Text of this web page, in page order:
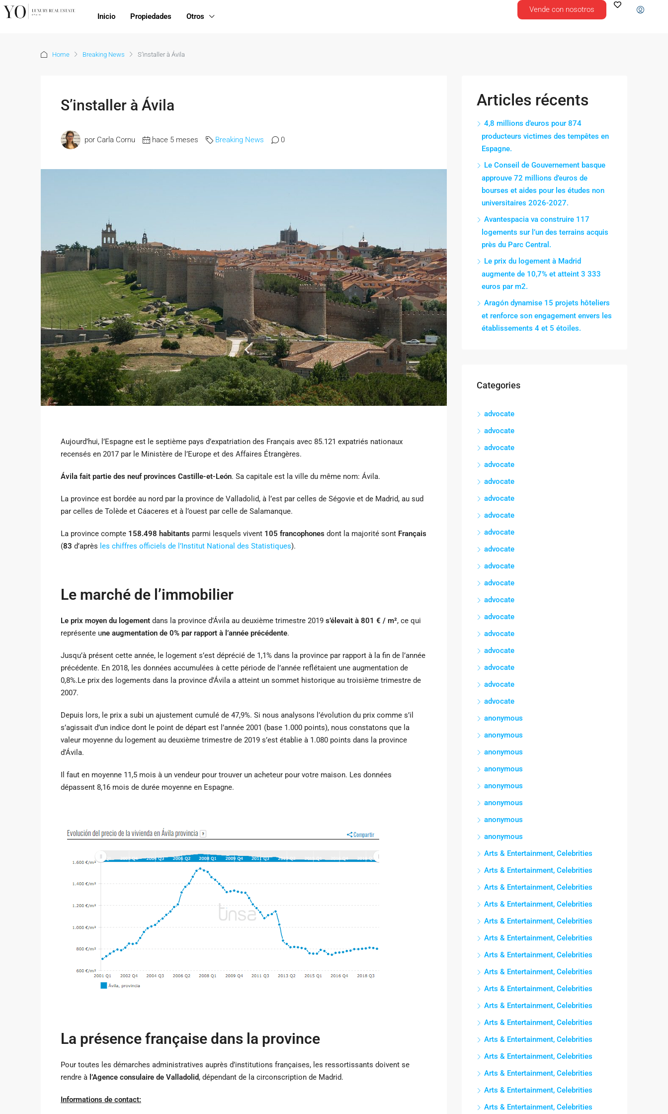
Inicio Propiedades Otros
Vende con nosotros
Home Breaking News S’installer à Ávila
S’installer à Ávila
por Carla Cornu hace 5 meses Breaking News 0
Aujourd’hui, l’Espagne est le septième pays d’expatriation des Français avec 85.121 expatriés nationaux
recensés en 2017 par le Ministère de l’Europe et des Affaires Étrangères.
Ávila fait partie des neuf provinces Castille-et-León. Sa capitale est la ville du même nom: Ávila.
La province est bordée au nord par la province de Valladolid, à l’est par celles de Ségovie et de Madrid, au sud
par celles de Tolède et Cáaceres et à l’ouest par celle de Salamanque.
La province compte 158.498 habitants parmi lesquels vivent 105 francophones dont la majorité sont Français
(83 d’après ​ les chiffres officiels de l’Institut National des Statistiques​).
Le marché de l’immobilier
Le prix moyen du logement dans la province d’Ávila au deuxième trimestre 2019 s’élevait à 801 € / m², ce qui
représente une augmentation de 0% par rapport à l’année précédente.
Jusqu’à présent cette année, le logement s’est déprécié de 1,1% dans la province par rapport à la fin de l’année
précédente. En 2018, les données accumulées à cette période de l’année reflétaient une augmentation de
0,8%.Le prix des logements dans la province d’Ávila a atteint un sommet historique au troisième trimestre de
2007.
Depuis lors, le prix a subi un ajustement cumulé de 47,9%. Si nous analysons l’évolution du prix comme s’il
s’agissait d’un indice dont le point de départ est l’année 2001 (base 1.000 points), nous constatons que la
valeur moyenne du logement au deuxième trimestre de 2019 s’est établie à 1.080 points dans la province
d’Ávila.
Il faut en moyenne 11,5 mois à un vendeur pour trouver un acheteur pour votre maison. Les données
dépassent 8,16 mois de durée moyenne en Espagne.
La présence française dans la province
Pour toutes les démarches administratives auprès d’institutions françaises, les ressortissants doivent se
rendre à l’Agence consulaire de Valladolid, dépendant de la circonscription de Madrid.
Informations de contact:
Articles récents
4,8 millions d’euros pour 874
producteurs victimes des tempêtes en
Espagne.
Le Conseil de Gouvernement basque
approuve 72 millions d’euros de
bourses et aides pour les études non
universitaires 2026-2027.
Avantespacia va construire 117
logements sur l’un des terrains acquis
près du Parc Central.
Le prix du logement à Madrid
augmente de 10,7% et atteint 3 333
euros par m2.
Aragón dynamise 15 projets hôteliers
et renforce son engagement envers les
établissements 4 et 5 étoiles.
Categories
advocate
advocate
advocate
advocate
advocate
advocate
advocate
advocate
advocate
advocate
advocate
advocate
advocate
advocate
advocate
advocate
advocate
advocate
anonymous
anonymous
anonymous
anonymous
anonymous
anonymous
anonymous
anonymous
Arts & Entertainment, Celebrities
Arts & Entertainment, Celebrities
Arts & Entertainment, Celebrities
Arts & Entertainment, Celebrities
Arts & Entertainment, Celebrities
Arts & Entertainment, Celebrities
Arts & Entertainment, Celebrities
Arts & Entertainment, Celebrities
Arts & Entertainment, Celebrities
Arts & Entertainment, Celebrities
Arts & Entertainment, Celebrities
Arts & Entertainment, Celebrities
Arts & Entertainment, Celebrities
Arts & Entertainment, Celebrities
Arts & Entertainment, Celebrities
Arts & Entertainment, Celebrities